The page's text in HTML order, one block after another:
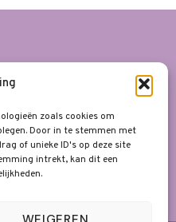
zoals cookies om
Door in te stemmen met
of unieke ID's op deze site
intrekt, kan dit een